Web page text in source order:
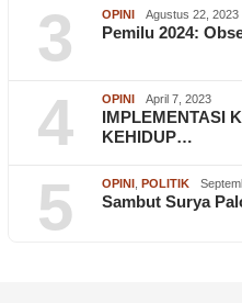
3 OPINI Agustus 22, 2023
Pemilu 2024:
4 OPINI April 7, 2023
IMPLEMENTASI
KEHIDUP…
5 OPINI POLITIK
Sambut Surya